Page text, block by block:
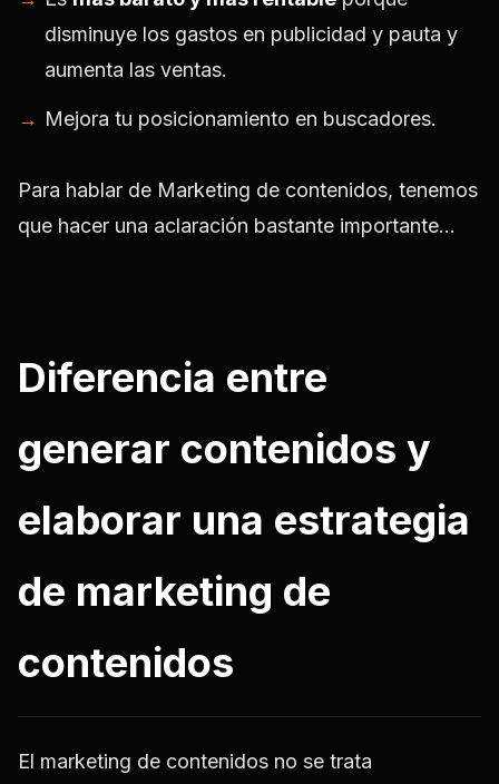
disminuye los gastos en publicidad y pauta y
aumenta las ventas.
Mejora tu posicionamiento en buscadores.
Para hablar de Marketing de contenidos, tenemos
que hacer una aclaración bastante importante…
Diferencia entre
generar contenidos y
elaborar una estrategia
de marketing de
contenidos
El marketing de contenidos no se trata